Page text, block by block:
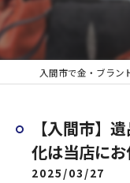
【入間市】
化は当店にお
2025/03/27